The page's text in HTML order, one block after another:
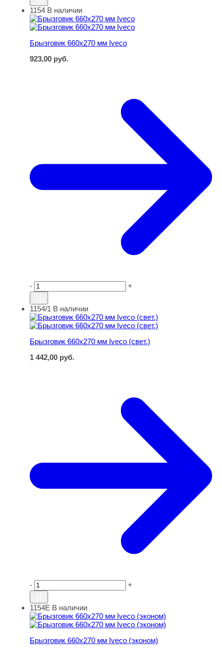
Брызговик 660х270 мм Iveco
1154 В наличии
Брызговик 660х270 мм Iveco
923,00 руб.
- +
Брызговик 660х270 мм Iveco (свет.)
1154/1 В наличии
Брызговик 660х270 мм Iveco (свет.)
1 442,00 руб.
- +
Брызговик 660х270 мм Iveco (эконом)
1154Е В наличии
Брызговик 660х270 мм Iveco (эконом)